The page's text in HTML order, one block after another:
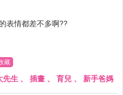
表情都差不多啊??
藏
先生 、 插畫 、 育兒 、 新手爸媽